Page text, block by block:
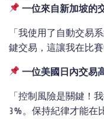
一位來自新加坡的
「我使用了自動交易
鍵交易，這讓我在比
一位美國日 內交易
「控制風險是關鍵！
3%。保持紀律才能在